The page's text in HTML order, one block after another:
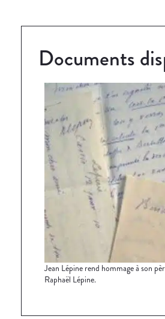
Documents
Jean Lépine rend hommage à son
Raphaël Lépine.